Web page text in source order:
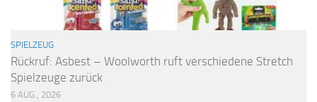
SPIELZEUG
Rückruf: Asbest – Woolworth ruft verschiedene Stretch
Spielzeuge zurück
6 AUG., 2026